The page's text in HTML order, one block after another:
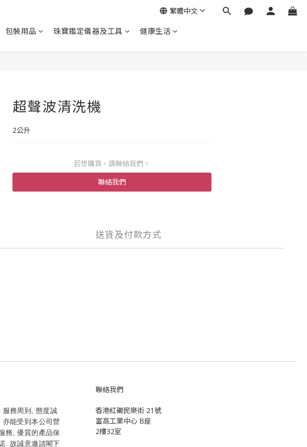
包裝用品 珠寶鑑定儀器及工具 健康生活
繁體中文
超聲波清洗機
2公升
若想購買，請聯絡我們。
聯絡我們
送貨及付款方式
服務周到, 態度誠
能受到本公司營
務, 優質的產品保
. 故誠意邀請閣下
聯絡我們
香港紅磡民樂街 21號
富高工業中心 B座
2樓32室